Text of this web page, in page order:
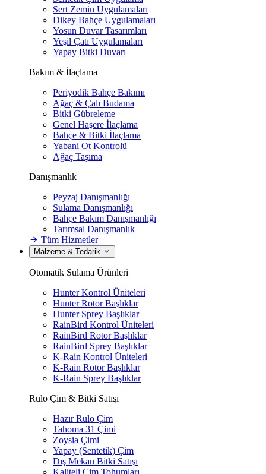
Sert Zemin Uygulamaları
Dikey Bahçe Uygulamaları
Yosun Duvar Tasarımları
Yeşil Çatı Uygulamaları
Yapay Bitki Duvarı
Bakım & İlaçlama
Periyodik Bahçe Bakımı
Ağaç & Çalı Budama
Bitki Gübreleme
Genel Haşere İlaçlama
Bahçe & Bitki İlaçlama
Yabani Ot Kontrolü
Ağaç Taşıma
Danışmanlık
Peyzaj Danışmanlığı
Sulama Danışmanlığı
Bahçe Bakım Danışmanlığı
Tarımsal Danışmanlık
Tüm Hizmetler
Malzeme & Tedarik
Otomatik Sulama Ürünleri
Hunter Kontrol Üniteleri
Hunter Rotor Başlıklar
Hunter Sprey Başlıklar
RainBird Kontrol Üniteleri
RainBird Rotor Başlıklar
RainBird Sprey Başlıklar
K-Rain Kontrol Üniteleri
K-Rain Rotor Başlıklar
K-Rain Sprey Başlıklar
Rulo Çim & Bitki Satışı
Hazır Rulo Çim
Tahoma 31 Çimi
Zoysia Çimi
Yapay (Sentetik) Çim
Dış Mekan Bitki Satışı
Kaliteli Çim Tohumları